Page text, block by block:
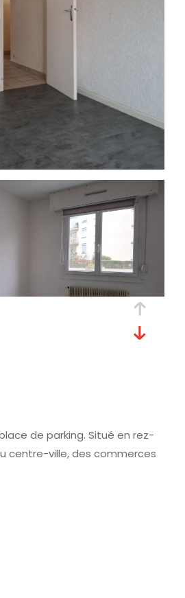
de parking. Situé en rez-
centre-ville, des commerces